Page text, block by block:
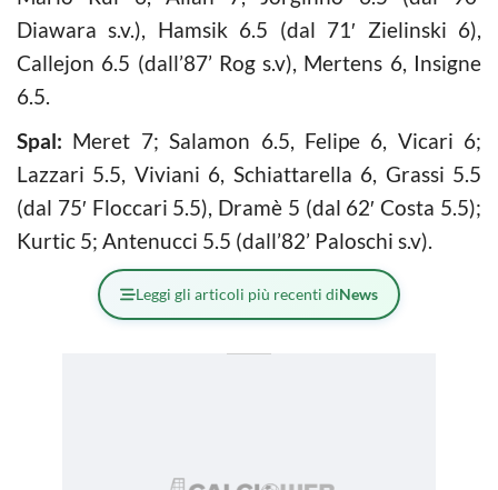
Diawara s.v.), Hamsik 6.5 (dal 71′ Zielinski 6),
Callejon 6.5 (dall’87’ Rog s.v), Mertens 6, Insigne
6.5.
Spal: Meret 7; Salamon 6.5, Felipe 6, Vicari 6;
Lazzari 5.5, Viviani 6, Schiattarella 6, Grassi 5.5
(dal 75′ Floccari 5.5), Dramè 5 (dal 62′ Costa 5.5);
Kurtic 5; Antenucci 5.5 (dall’82’ Paloschi s.v).
Leggi gli articoli più recenti diNews